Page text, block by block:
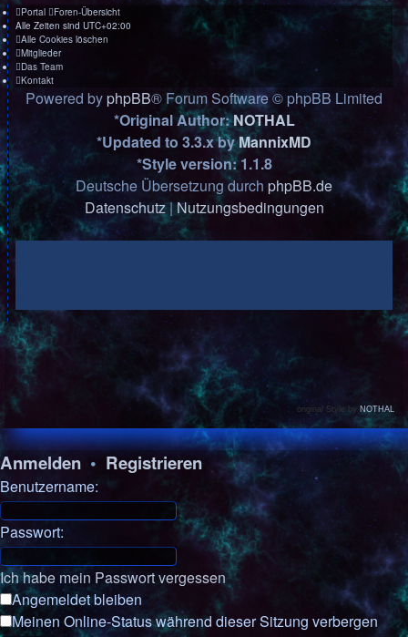
Portal
Foren-Übersicht
Alle Zeiten sind UTC+02:00
Alle Cookies löschen
Mitglieder
Das Team
Kontakt
Powered byphpBB® Forum Software © phpBB Limited
*Original Author:NOTHAL
*Updated to 3.3.x byMannixMD
*Style version: 1.1.8
Deutsche Übersetzung durch phpBB.de
Datenschutz|Nutzungsbedingungen
original Style by NOTHAL
Anmelden • Registrieren
Benutzername:
Passwort:
Ich habe mein Passwort vergessen
Angemeldet bleiben
Meinen Online-Status während dieser Sitzung verbergen